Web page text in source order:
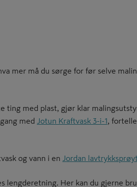
mer må du sørge for før selve
ting med plast, gjør klar
med
Jotun Kraftvask 3-i-1 ,
og vann i en Jordan
lengderetning. Her kan du gjerne